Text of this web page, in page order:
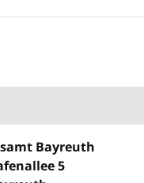
Bayreuth
5